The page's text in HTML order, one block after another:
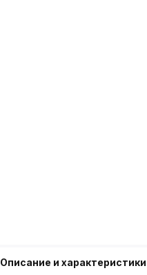
Описание и характеристики